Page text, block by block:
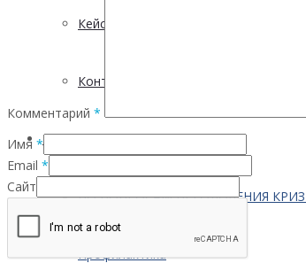
Кейсы
Контактная информация
Населению
ПО ВОПРОСАМ ПРЕОДОЛЕНИЯ
Профилактика
Комментарий *
Имя *
Email *
Сайт